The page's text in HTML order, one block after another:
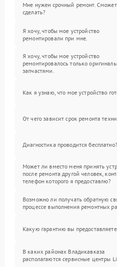
Мне нужен срочный ремонт.
сделать?
Я хочу, чтобы мое устройство
ремонтировали при мне.
Я хочу, чтобы мое устройство
ремонтировалось только
запчастями.
Как я узнаю, что мое устройство
От чего зависит срок ремонта
Диагностика проводится бесплатно?
Может ли вместо меня принять
после ремонта другой человек,
телефон которого я предоставлю?
Возможно ли получать обратную
процессе выполнения ремонтных
Какую гарантию вы
В каких районах Владикавказа
располагаются сервисные центры